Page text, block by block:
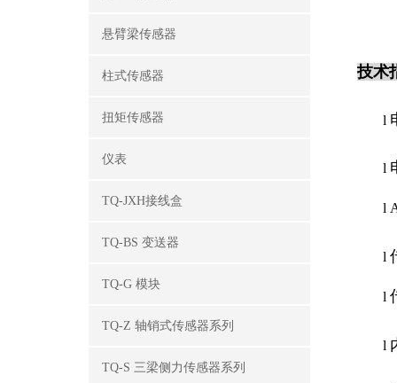
悬臂梁传感器
柱式传感器
扭矩传感器
仪表
TQ-JXH接线盒
TQ-BS 变送器
TQ-G 模块
TQ-Z 轴销式传感器系列
TQ-S 三梁侧力传感器系列
技术
l
l
l
l
l
l